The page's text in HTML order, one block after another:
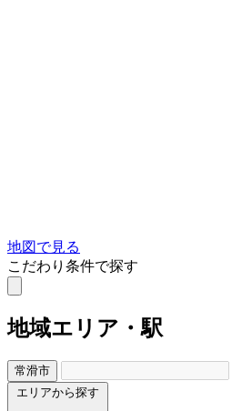
地図で見る
こだわり条件で探す
地域エリア・駅
常滑市
エリアから探す